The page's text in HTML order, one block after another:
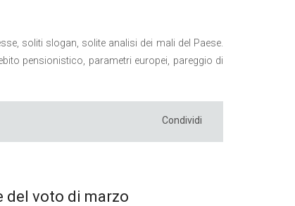
soliti slogan, solite analisi dei mali del Paese.
pensionistico, parametri europei, pareggio di
Condividi
del voto di marzo